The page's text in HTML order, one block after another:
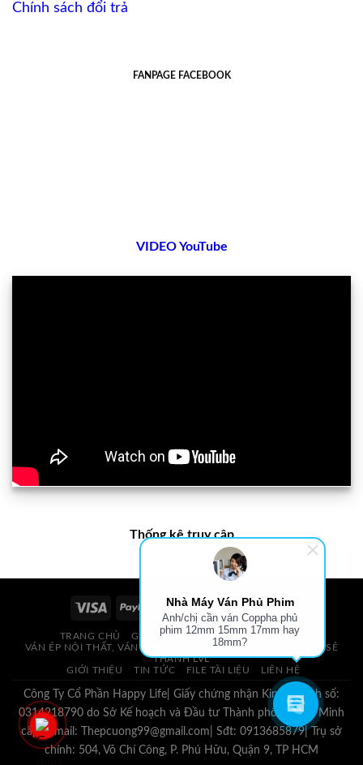
Chính sách đổi trả
FANPAGE FACEBOOK
VIDEO YouTube
Thống kê truy cập
TRANG CHỦ
GIÁ VÁN PHỦ PHIM, VÁN COPPHA
VÁN ÉP NỘI THẤT, VÁN ÉP BAO BÌ, VÁN SOFA, PALLETS, VÁN SẺ
THANH LVL
GIỚI THIỆU
TIN TỨC FILE TÀI LIỆU LIÊN HỆ
Công Ty Cổ Phần Happy Life| Giấy chứng nhận Kinh Doanh số:
0314218790 do Sở Kế hoạch và Đầu tư Thành phố Hồ Chí Minh
cấp.| Email: Thepcuong99@gmail.com| Sđt: 0913685879| Trụ sở
chính: 504, Võ Chí Công, P. Phú Hữu, Quận 9, TP HCM
Nhà Máy Ván Phủ Phim
Anh/chị cần ván Coppha phủ
phim 12mm 15mm 17mm hay
18mm?